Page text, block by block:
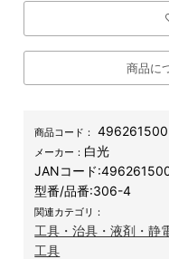
商品に
商品コード：
メーカー： 白光
JANコード:
型番/品番:306-4
関連カテゴリ：
工具・治具・液剤・静
工具